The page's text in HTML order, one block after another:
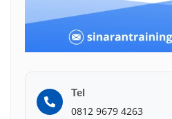
Tel
0812 9679 4263